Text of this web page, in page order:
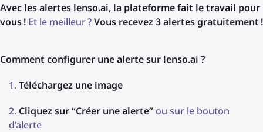
Avec les alertes lenso.ai, la plateforme fait le travail pour
vous ! Et le meilleur ?Vous recevez 3 alertes gratuitement !
Comment configurer une alerte sur lenso.ai ?
Téléchargez une image
Cliquez sur “Créer une alerte”ou sur le bouton
d’alerte